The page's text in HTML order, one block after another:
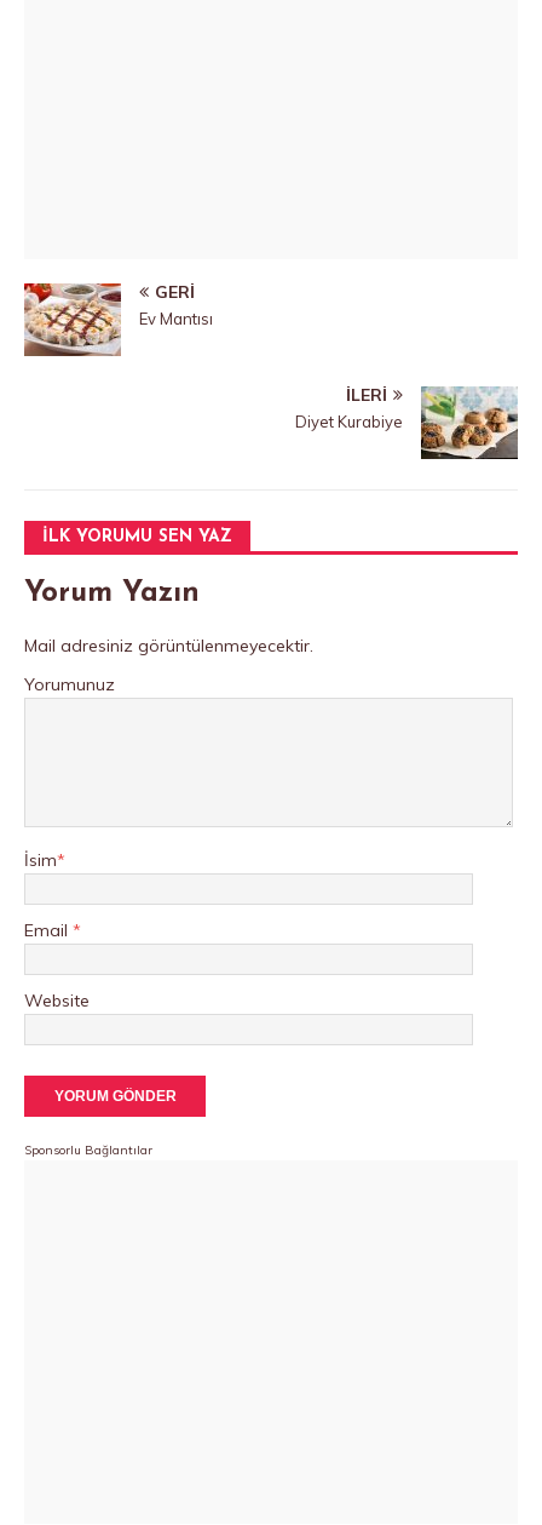
GERI
Ev Mantısı
İLERI
Diyet Kurabiye
İLK YORUMU SEN YAZ
Yorum Yazın
Mail adresiniz görüntülenmeyecektir.
Yorumunuz
İsim*
Email *
Website
Sponsorlu Bağlantılar